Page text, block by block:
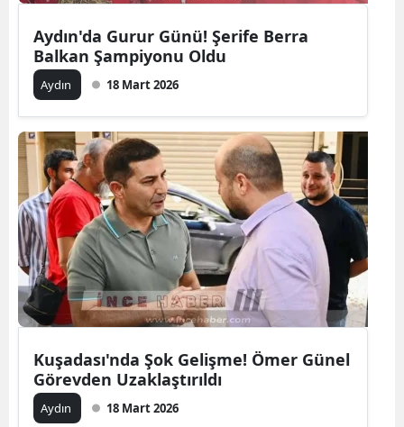
Aydın'da Gurur Günü! Şerife Berra
Balkan Şampiyonu Oldu
Aydın 18 Mart 2026
Kuşadası'nda Şok Gelişme! Ömer Günel
Görevden Uzaklaştırıldı
Aydın 18 Mart 2026